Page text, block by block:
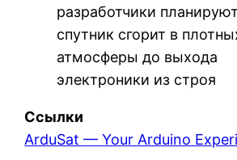
разработчики
спутник сгорит в
атмосферы до выхода
электроники из строя
Ссылки
ArduSat — Your Arduino